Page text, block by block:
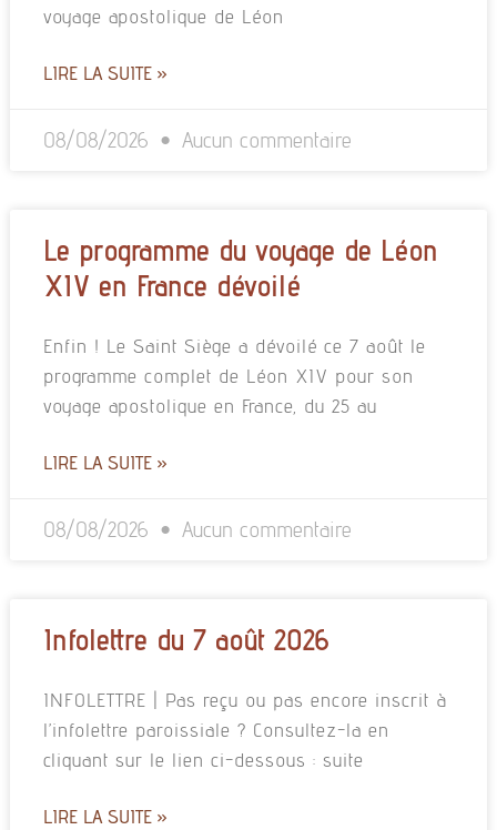
voyage apostolique de Léon
LIRE LA SUITE »
08/08/2026 Aucun commentaire
Le programme du voyage de Léon
XIV en France dévoilé
Enfin ! Le Saint Siège a dévoilé ce 7 août le
programme complet de Léon XIV pour son
voyage apostolique en France, du 25 au
LIRE LA SUITE »
08/08/2026 Aucun commentaire
Infolettre du 7 août 2026
INFOLETTRE | Pas reçu ou pas encore inscrit à
l’infolettre paroissiale ? Consultez-la en
cliquant sur le lien ci-dessous : suite
LIRE LA SUITE »